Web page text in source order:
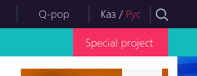
Каз / Рус
Q-pop
Special project